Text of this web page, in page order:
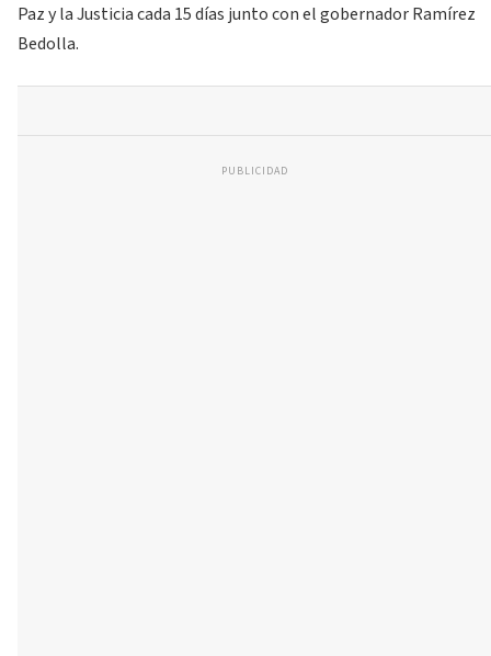
Paz y la Justicia cada 15 días junto con el gobernador Ramírez
Bedolla.
PUBLICIDAD